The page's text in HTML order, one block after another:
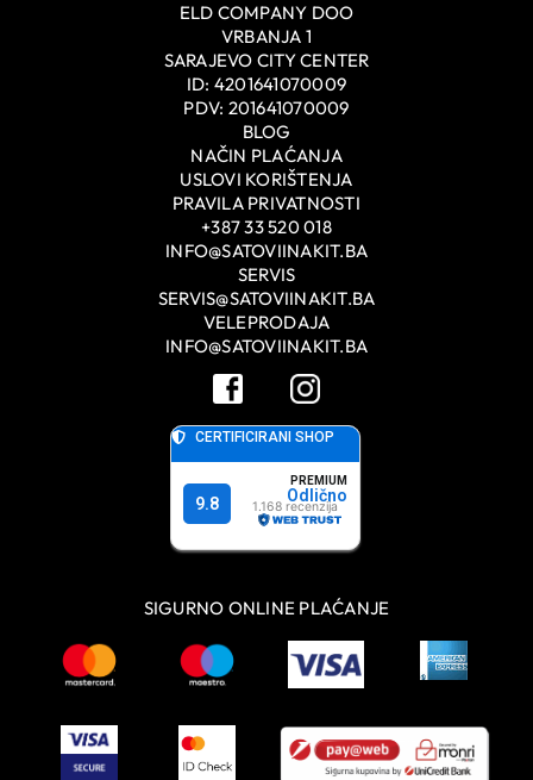
ELD COMPANY DOO
VRBANJA 1
SARAJEVO CITY CENTER
ID: 4201641070009
PDV: 201641070009
BLOG
NAČIN PLAĆANJA
USLOVI KORIŠTENJA
PRAVILA PRIVATNOSTI
+387 33 520 018
INFO@SATOVIINAKIT.BA
SERVIS
SERVIS@SATOVIINAKIT.BA
VELEPRODAJA
INFO@SATOVIINAKIT.BA
SIGURNO ONLINE PLAĆANJE